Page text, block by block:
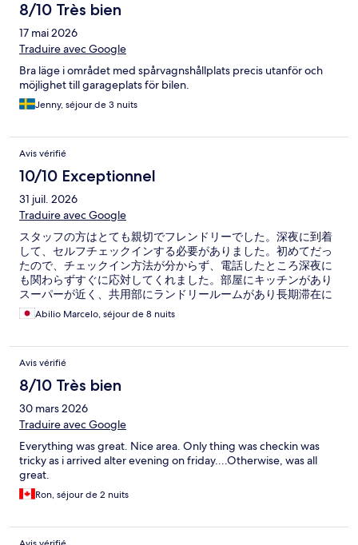
8/10 Très bien
17 mai 2026
Traduire avec Google
Bra läge i området med spårvagnshållplats precis utanför och
möjlighet till garageplats för bilen.
Jenny, séjour de 3 nuits
Avis vérifié
10/10 Exceptionnel
31 juil. 2026
Traduire avec Google
スタッフの方はとても親切でフレンドリーでした。深夜に到着
して、セルフチェックインする必要がありました。初めてだっ
たので、チェックイン方法が分からず、電話したところ深夜に
も関わらずすぐに応対してくれました。部屋にキッチンがあり
スーパーが近く、共用部にランドリールームがあり長期滞在に
も向いてるかと思います。
Abilio Marcelo, séjour de 8 nuits
Avis vérifié
8/10 Très bien
30 mars 2026
Traduire avec Google
Everything was great. Nice area. Only thing was checkin was
tricky as i arrived alter evening on friday....Otherwise, was all
great.
Ron, séjour de 2 nuits